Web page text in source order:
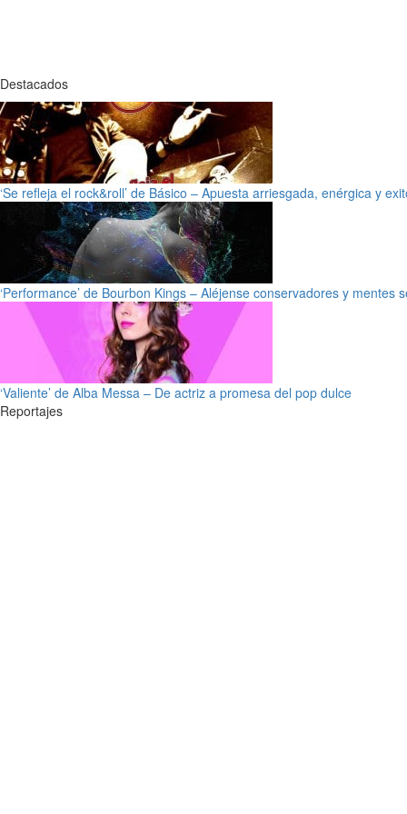
Destacados
‘Se refleja el rock&roll’ de Básico – Apuesta arriesgada, enérgica y
‘Performance’ de Bourbon Kings – Aléjense conservadores y mentes
‘Valiente’ de Alba Messa – De actriz a promesa del pop dulce
Reportajes